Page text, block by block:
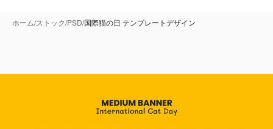
ホーム/ストック/PSD/国際猫の日 テンプレートデザイン